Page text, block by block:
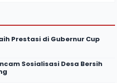
Prestasi di Gubernur Cup
Sosialisasi Desa Bersih